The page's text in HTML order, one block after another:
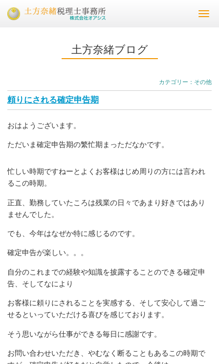
土方奈緒ブログ
カテゴリー：その他
頼りにされる確定申告期
おはようございます。
ただいま確定申告期の繁忙期まっただなかです。
忙しい時期ですねーとよくお客様はじめ周りの方には言われ
るこの時期。
正直、勤務していたころは残業の日々であまり好きではあり
ませんでした。
でも、今年はなぜか特に感じるのです。
確定申告が楽しい。。。
自分のこれまでの経験や知識を披露することのできる確定申
告、そしてなにより
お客様に頼りにされることを実感する、そして安心して過ご
せるといっていただける喜びを感じております。
そう思いながら仕事ができる毎日に感謝です。
お問い合わせいただき、やむなく断ることもあるこの時期で